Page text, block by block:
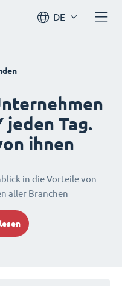
DE
jeden Tag.
ihnen
in die Vorteile von
aller Branchen